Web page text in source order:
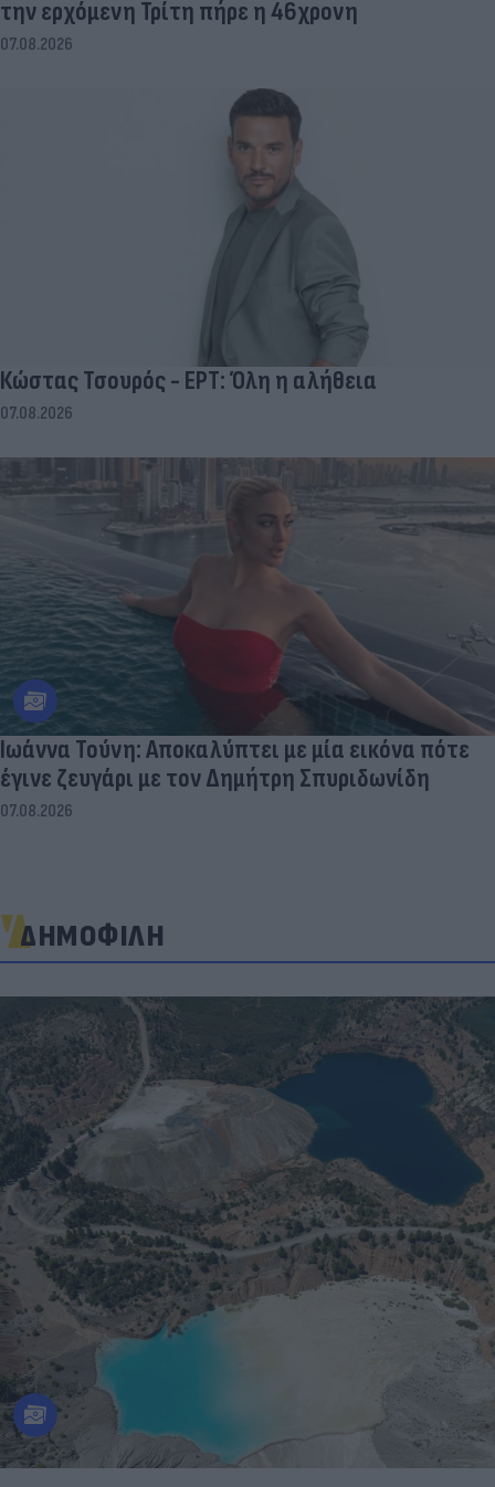
την ερχόμενη Τρίτη πήρε η 46χρονη
07.08.2026
Κώστας Τσουρός - ΕΡΤ: Όλη η αλήθεια
07.08.2026
Ιωάννα Τούνη: Αποκαλύπτει με μία εικόνα πότε
έγινε ζευγάρι με τον Δημήτρη Σπυριδωνίδη
07.08.2026
ΔΗΜΟΦΙΛΗ